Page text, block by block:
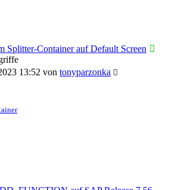
Splitter-Container auf Default Screen
13:52 von tonyparzonka